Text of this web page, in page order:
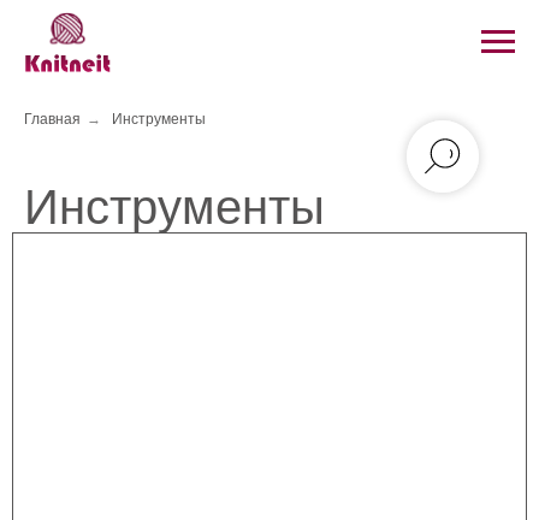
Главная → Инструменты
Инструменты